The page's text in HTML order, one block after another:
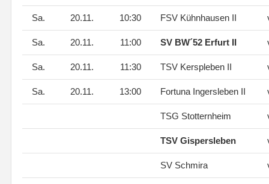
Sa. 20.11. 10:30 FSV Kühnhausen II
Sa. 20.11. 11:00 SV BW´52 Erfurt II
Sa. 20.11. 11:30 TSV Kerspleben II
Sa. 20.11. 13:00 Fortuna Ingersleben II
TSG Stotternheim
TSV Gispersleben
SV Schmira